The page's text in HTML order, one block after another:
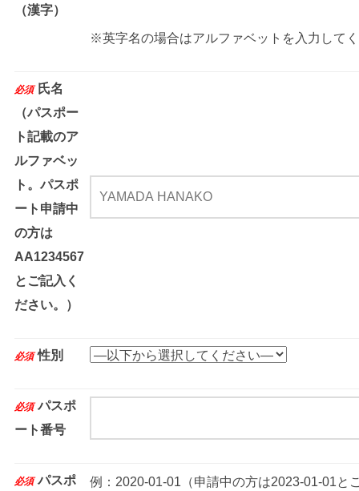
（漢字）
※英字名の場合はアルファベットを入力して
必須 氏名
（パスポー
ト記載のア
ルファベッ
ト。パスポ
ート申請中
の方は
AA1234567
とご記入く
ださい。）
必須 性別
必須 パスポ
ート番号
必須 パスポ
例：2020-01-01（申請中の方は2023-01-01と